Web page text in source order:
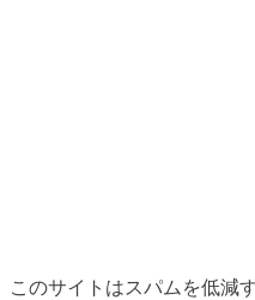
このサイトはスパムを低減